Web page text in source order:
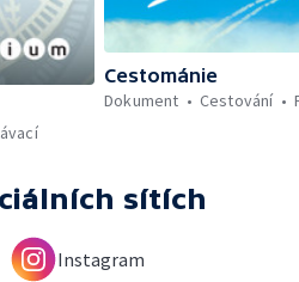
Cestománie
Dokument
Cestování
sítích
Instagram